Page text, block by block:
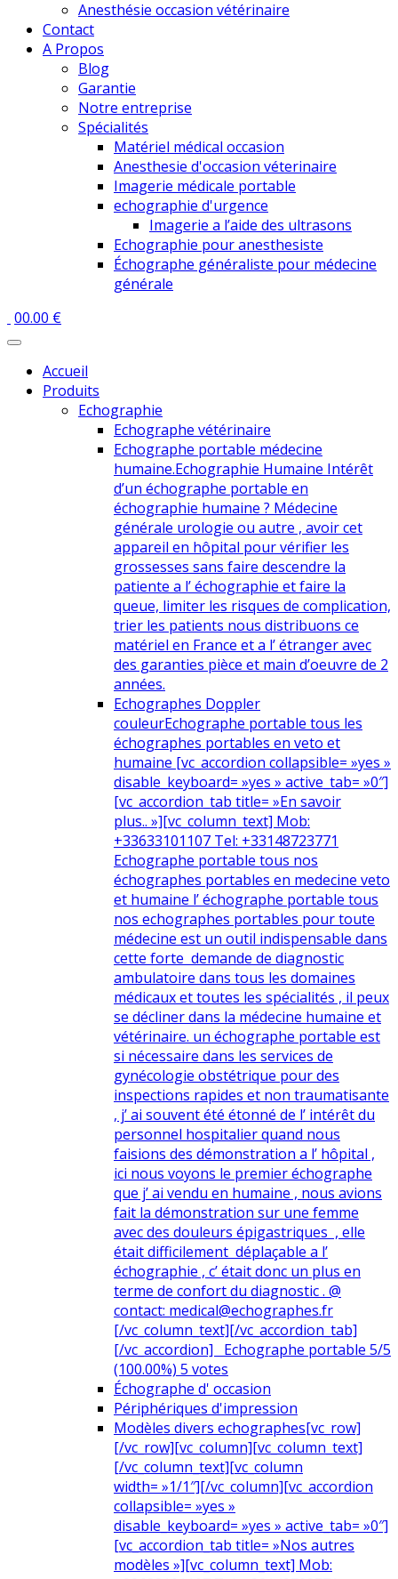
Anesthésie occasion vétérinaire
Contact
A Propos
Blog
Garantie
Notre entreprise
Spécialités
Matériel médical occasion
Anesthesie d'occasion véterinaire
Imagerie médicale portable
echographie d'urgence
Imagerie a l’aide des ultrasons
Echographie pour anesthesiste
Échographe généraliste pour médecine
générale
00.00 €
Accueil
Produits
Echographie
Echographe vétérinaire
Echographe portable médecine
humaine.Echographie Humaine Intérêt
d’un échographe portable en
échographie humaine ? Médecine
générale urologie ou autre , avoir cet
appareil en hôpital pour vérifier les
grossesses sans faire descendre la
patiente a l’ échographie et faire la
queue, limiter les risques de complication,
trier les patients nous distribuons ce
matériel en France et a l’ étranger avec
des garanties pièce et main d’oeuvre de 2
années.
Echographes Doppler
couleurEchographe portable tous les
échographes portables en veto et
humaine [vc_accordion collapsible= »yes »
disable_keyboard= »yes » active_tab= »0″]
[vc_accordion_tab title= »En savoir
plus.. »][vc_column_text] Mob:
+33633101107 Tel: +33148723771
Echographe portable tous nos
échographes portables en medecine veto
et humaine l’ échographe portable tous
nos echographes portables pour toute
médecine est un outil indispensable dans
cette forte demande de diagnostic
ambulatoire dans tous les domaines
médicaux et toutes les spécialités , il peux
se décliner dans la médecine humaine et
vétérinaire. un échographe portable est
si nécessaire dans les services de
gynécologie obstétrique pour des
inspections rapides et non traumatisante
, j’ ai souvent été étonné de l’ intérêt du
personnel hospitalier quand nous
faisions des démonstration a l’ hôpital ,
ici nous voyons le premier échographe
que j’ ai vendu en humaine , nous avions
fait la démonstration sur une femme
avec des douleurs épigastriques , elle
était difficilement déplaçable a l’
échographie , c’ était donc un plus en
terme de confort du diagnostic . @
contact: medical@echographes.fr
[/vc_column_text][/vc_accordion_tab]
[/vc_accordion] Echographe portable 5/5
(100.00%) 5 votes
Échographe d' occasion
Périphériques d'impression
Modèles divers echographes[vc_row]
[/vc_row][vc_column][vc_column_text]
[/vc_column_text][vc_column
width= »1/1″][/vc_column][vc_accordion
collapsible= »yes »
disable_keyboard= »yes » active_tab= »0″]
[vc_accordion_tab title= »Nos autres
modèles »][vc_column_text] Mob: